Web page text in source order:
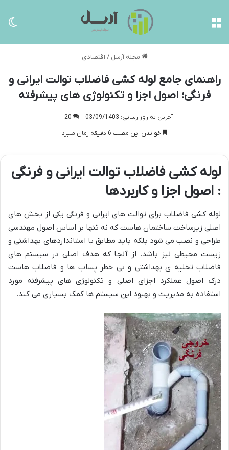
مجله آرسل / اقتصادی
راهنمای جامع لوله کشی فاضلاب توالت ایرانی و
فرنگی؛ اصول اجزا و تکنولوژی های پیشرفته
آخرین به روز رسانی: 03/09/1403
20
خواندن این مطلب 6 دقیقه زمان میبرد
لوله کشی فاضلاب توالت ایرانی و فرنگی
: اصول اجزا و کاربردها
لوله کشی فاضلاب برای توالت های ایرانی و فرنگی یکی از بخش های
اصلی زیرساخت ساختمان هاست که نه تنها بر اساس اصول مهندسی
طراحی و نصب می شود بلکه باید مطابق با استانداردهای بهداشتی و
زیست محیطی نیز باشد. از آنجا که هدف اصلی در سیستم های
فاضلاب تخلیه ی بهداشتی و بی خطر پساب ها و فاضلاب هاست
درک اصول عملکرد اجزای اصلی و تکنولوژی های پیشرفته مورد
استفاده به مدیریت و بهبود این سیستم ها کمک بسیاری می کند.